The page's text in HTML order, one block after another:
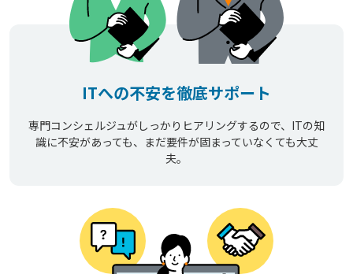
ITへの不安を徹底サポート
専門コンシェルジュがしっかりヒアリングするので、ITの知
識に不安があっても、まだ要件が固まっていなくても大丈
夫。